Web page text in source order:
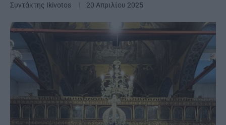
Συντάκτης Ikivotos 20 Απριλίου 2025